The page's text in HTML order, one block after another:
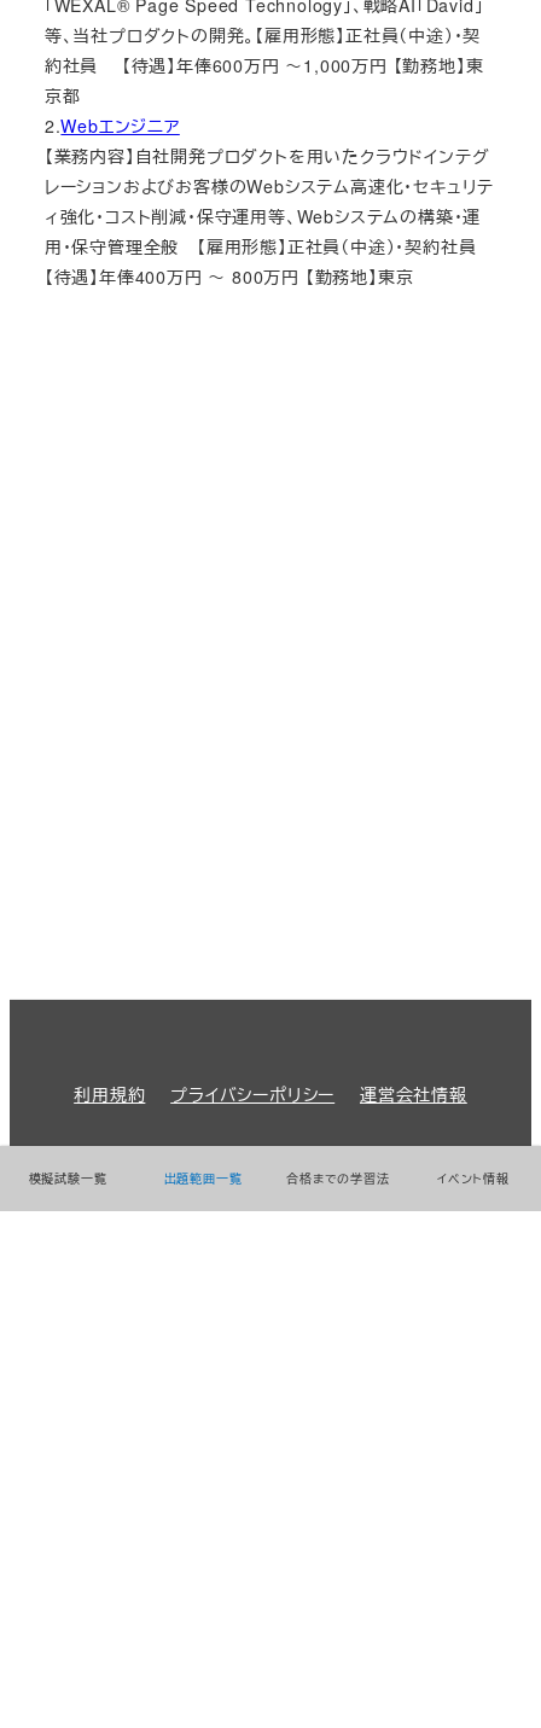
「WEXAL® Page Speed Technology」、戦略AI「David」
等、当社プロダクトの開発。【雇用形態】正社員（中途）・契
約社員 【待遇】年俸600万円 ～1,000万円 【勤務地】東
京都
2.Webエンジニア
【業務内容】自社開発プロダクトを用いたクラウドインテグ
レーションおよびお客様のWebシステム高速化・セキュリテ
ィ強化・コスト削減・保守運用等、Webシステムの構築・運
用・保守管理全般 【雇用形態】正社員（中途）・契約社員
【待遇】年俸400万円 ～ 800万円 【勤務地】東京
利用規約 プライバシーポリシー 運営会社情報
© 2026 GMO Prime Strategy Co.,Ltd.
模擬試験一覧 出題範囲一覧 合格までの学習法 イベント情報